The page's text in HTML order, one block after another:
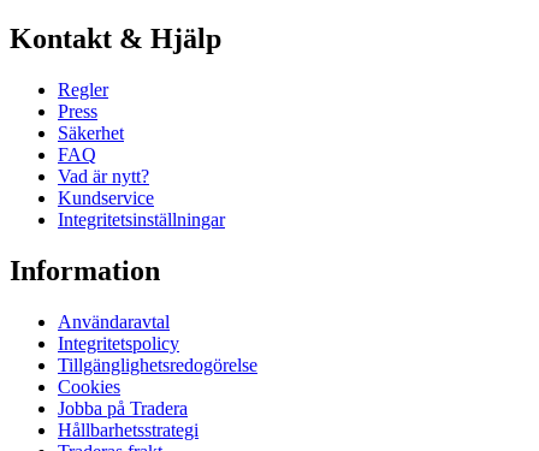
Kontakt & Hjälp
Regler
Press
Säkerhet
FAQ
Vad är nytt?
Kundservice
Integritetsinställningar
Information
Användaravtal
Integritetspolicy
Tillgänglighetsredogörelse
Cookies
Jobba på Tradera
Hållbarhetsstrategi